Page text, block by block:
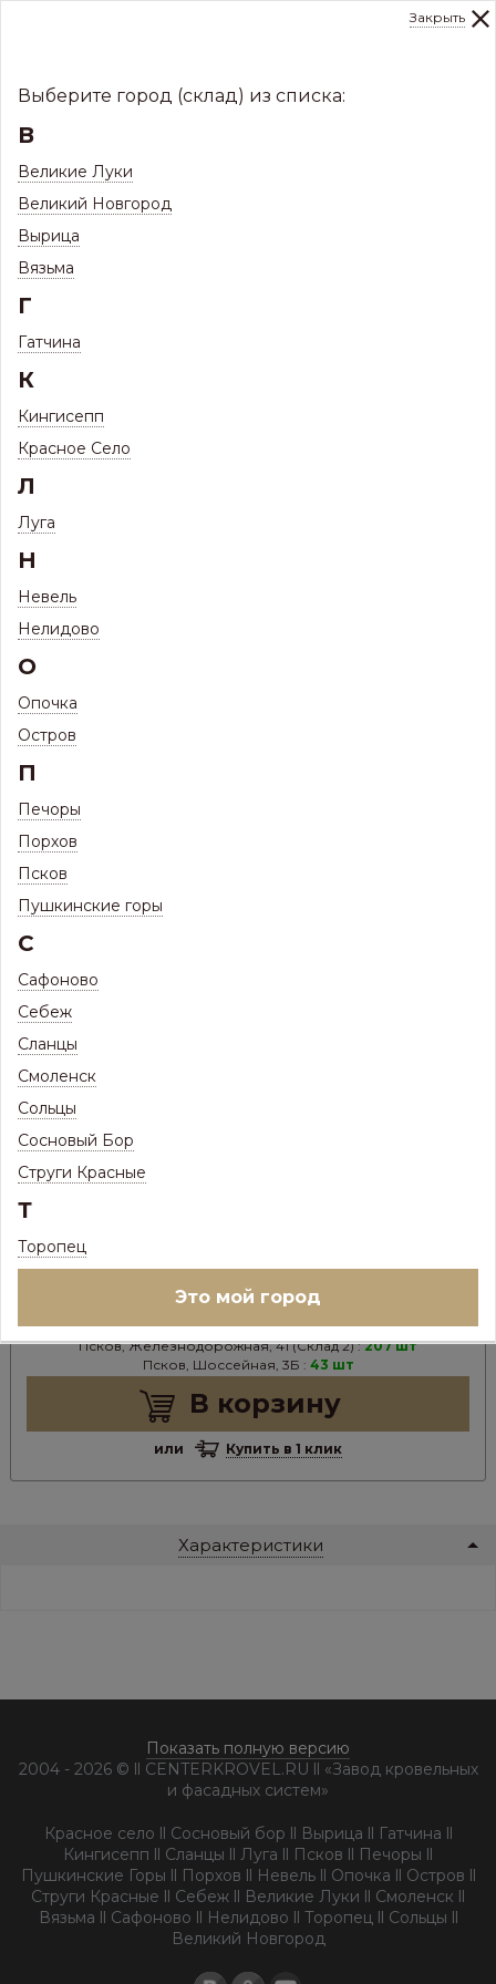
291-000
Кронштейн желоба ПВХ Docke СТАНДАРТ, Белый
СТАНДАРТ, Белый
+
Наличие на складе:
Псков, Железнодорожная, 41 (Склад 1) :0 шт
Псков, Железнодорожная, 41 (Склад 2) :207 шт
Псков, Шоссейная, 3Б : 43 шт
В корзину
или Купить в 1 клик
Характеристики
Показать полную версию
2004 - 2026 © ll CENTERKROVEL.RU ll «Завод кровельных
и фасадных систем»
Красное село ll Сосновый бор ll Вырица ll Гатчина ll
Кингисепп ll Сланцы ll Луга ll Псков ll Печоры ll
Пушкинские Горы ll Порхов ll Невель ll Опочка ll Остров ll
Струги Красные ll Себеж ll Великие Луки ll Смоленск ll
Вязьма ll Сафоново ll Нелидово ll Торопец ll Сольцы ll
Великий Новгород
Закрыть
Выберите город (склад) из списка:
В
Великие Луки
Великий Новгород
Вырица
Вязьма
Г
Гатчина
К
Кингисепп
Красное Село
Л
Луга
Н
Невель
Нелидово
О
Опочка
Остров
П
Печоры
Порхов
Псков
Пушкинские горы
С
Сафоново
Себеж
Сланцы
Смоленск
Сольцы
Сосновый Бор
Струги Красные
Т
Торопец
Это мой город